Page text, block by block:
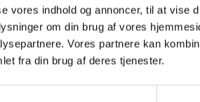
vores indhold og annoncer, til at vise
om din brug af vores
Vores partnere kan
fra din brug af deres tjenester.
eksperiment og refleksion i
praksisnære situationer og
baseret på kropslig udøvelse –